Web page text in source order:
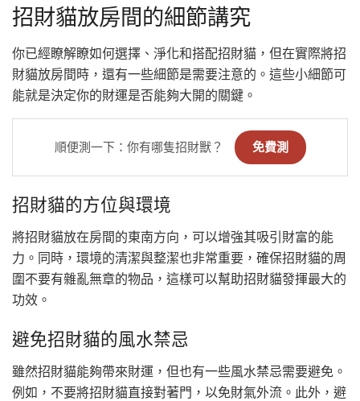
招財貓放房間的細節講究
你已經瞭解瞭如何選擇、淨化和搭配招財貓，但在實際將招
財貓放房間時，還有一些細節是需要注意的。這些小細節可
能就是決定你的財運是否能夠大開的關鍵。
順便測一下：你有哪隻招財獸？ 免費測
招財貓的方位與環境
將招財貓放在房間的東南方向，可以增強其吸引財富的能
力。同時，環境的清潔與整潔也非常重要，確保招財貓的周
圍不要有雜亂無章的物品，這樣可以幫助招財貓發揮最大的
功效。
避免招財貓的風水禁忌
雖然招財貓能夠帶來財運，但也有一些風水禁忌需要避免。
例如，不要將招財貓直接對著門，以免財氣外流。此外，避